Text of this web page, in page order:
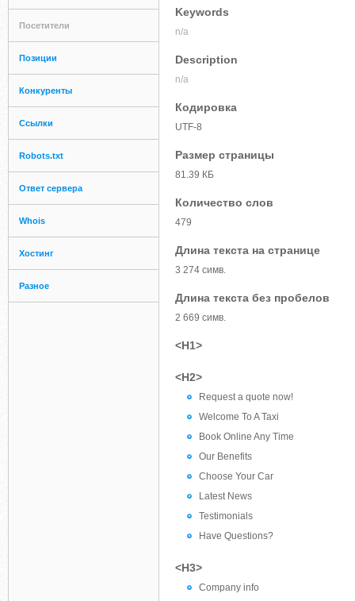
Посетители
Позиции
Конкуренты
Ссылки
Robots.txt
Ответ сервера
Whois
Хостинг
Разное
Keywords
n/a
Description
n/a
Кодировка
UTF-8
Размер страницы
81.39 КБ
Количество слов
479
Длина текста на странице
3 274 симв.
Длина текста без пробелов
2 669 симв.
<H1>
<H2>
Request a quote now!
Welcome To A Taxi
Book Online Any Time
Our Benefits
Choose Your Car
Latest News
Testimonials
Have Questions?
<H3>
Company info